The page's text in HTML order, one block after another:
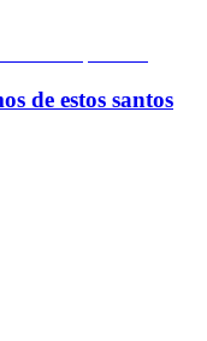
de estos santos